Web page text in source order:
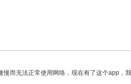
而无法正常使用网络，现在有了这个app，我